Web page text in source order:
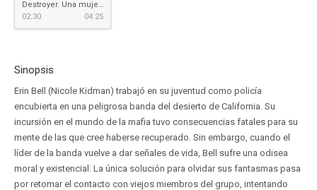
Destroyer. Una mujer herida
02:30
04:25
Sinopsis
Erin Bell (Nicole Kidman) trabajó en su juventud como policía
encubierta en una peligrosa banda del desierto de California. Su
incursión en el mundo de la mafia tuvo consecuencias fatales para su
mente de las que cree haberse recuperado. Sin embargo, cuando el
líder de la banda vuelve a dar señales de vida, Bell sufre una odisea
moral y existencial. La única solución para olvidar sus fantasmas pasa
por retomar el contacto con viejos miembros del grupo, intentando